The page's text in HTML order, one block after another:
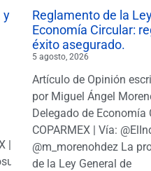
y
|
Reglamento de la
Economía Circular:
éxito asegurado.
5 agosto, 2026
Artículo de Opinión
por Miguel Ángel
Delegado de Economía
COPARMEX | Vía:
@m_morenohdez La
de la Ley General de